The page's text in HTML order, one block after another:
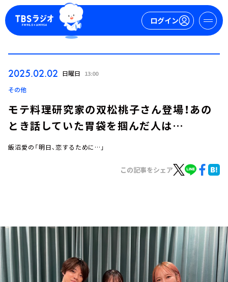
ログイン
お知らせ
イベント・グッズ
YouTube
会社情報
2025.02.02 日曜日 13:00
その他
モテ料理研究家の双松桃子さん登場！あの
とき話していた胃袋を掴んだ人は…
飯沼愛の「明日、恋するために…」
この記事をシェア